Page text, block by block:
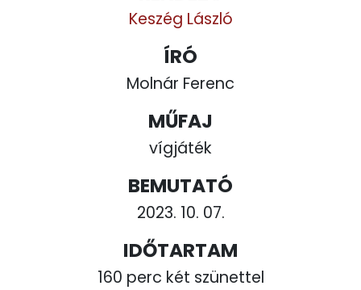
Keszég László
ÍRÓ
Molnár Ferenc
MŰFAJ
vígjáték
BEMUTATÓ
2023. 10. 07.
IDŐTARTAM
160 perc két szünettel